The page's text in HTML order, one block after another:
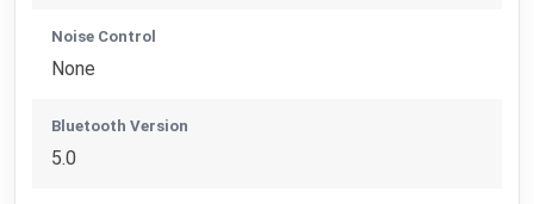
Noise Control
None
Bluetooth Version
5.0